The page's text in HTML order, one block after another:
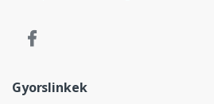
Gyorslinkek